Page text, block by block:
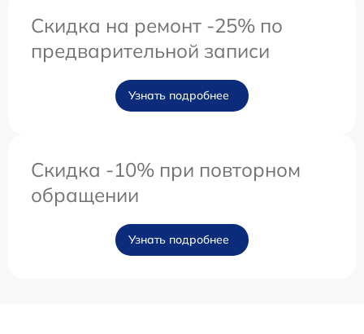
Скидка на ремонт -25% по
предварительной записи
Узнать подробнее
Скидка -10% при повторном
обращении
Узнать подробнее